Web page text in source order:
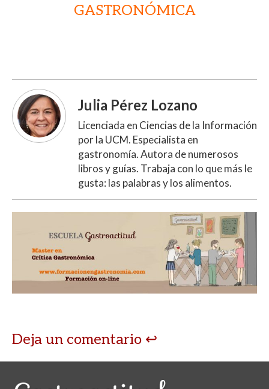
GASTRONÓMICA
Julia Pérez Lozano
Licenciada en Ciencias de la Información
por la UCM. Especialista en
gastronomía. Autora de numerosos
libros y guías. Trabaja con lo que más le
gusta: las palabras y los alimentos.
Deja un comentario